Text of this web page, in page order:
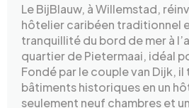
Le BijBlauw, à Willemstad,
hôtelier caribéen traditionnel
tranquillité du bord de mer à
quartier de Pietermaai, idéal
Fondé par le couple van Dijk,
bâtiments historiques en un
seulement neuf chambres et